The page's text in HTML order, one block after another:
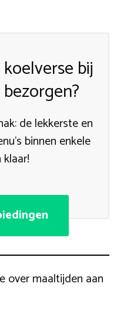
bij
de lekkerste en
binnen enkele
over maaltijden aan